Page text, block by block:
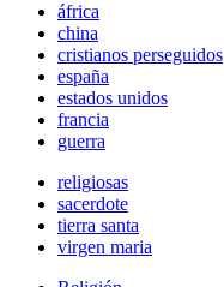
áfrica
china
cristianos perseguidos
españa
estados unidos
francia
guerra
religiosas
sacerdote
tierra santa
virgen maria